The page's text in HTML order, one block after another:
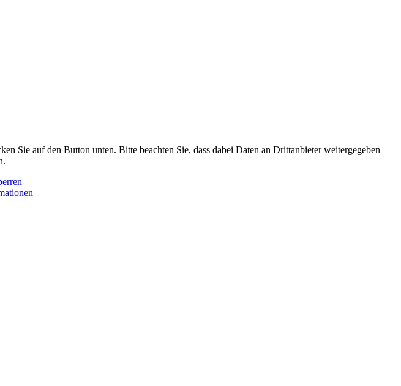
Sie auf den Button unten. Bitte beachten Sie, dass dabei Daten an Drittanbieter weitergegeben